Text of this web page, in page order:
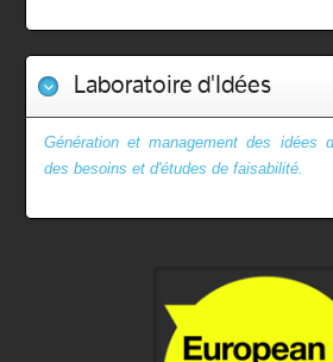
Laboratoire d'Idées
Génération et management des idées
des besoins et d'études de faisabilité.